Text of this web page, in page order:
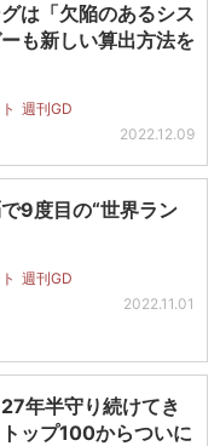
は「欠陥のあるシス
も新しい算出方法を
週刊GD
2022.12.09
9度目の“世界ラン
週刊GD
2022.11.01
年半守り続けてき
ップ100からついに